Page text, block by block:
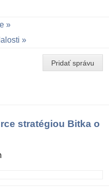
Pridať správu
stratégiou Bitka o